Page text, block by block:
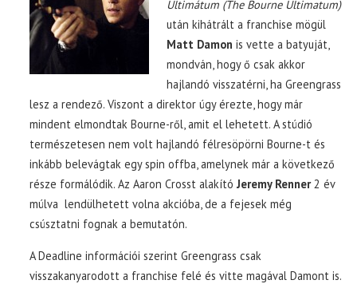
Ultimátum (The Bourne Ultimatum)
után kihátrált a franchise mögül
Matt Damon is vette a batyuját,
mondván, hogy ő csak akkor
hajlandó visszatérni, ha Greengrass
lesz a rendező. Viszont a direktor úgy érezte, hogy már
mindent elmondtak Bourne-ről, amit el lehetett. A stúdió
természetesen nem volt hajlandó félresöpörni Bourne-t és
inkább belevágtak egy spin offba, amelynek már a következő
része formálódik. Az Aaron Crosst alakítóJeremy Renner2 év
múlva lendülhetett volna akcióba, de a fejesek még
csúsztatni fognak a bemutatón.
A Deadline információi szerint Greengrass csak
visszakanyarodott a franchise felé és vitte magával Damont is.